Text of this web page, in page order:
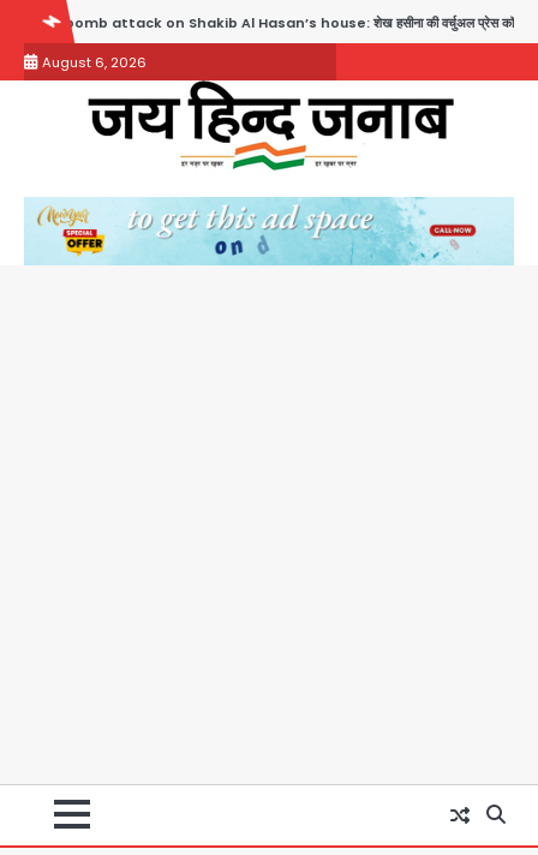
content
on Shakib Al Hasan’s house: शेख हसीना की वर्चुअल प्रेस कॉन्फ्रेंस में जुड़ने पर भड़का गुस्सा,
August 6, 2026